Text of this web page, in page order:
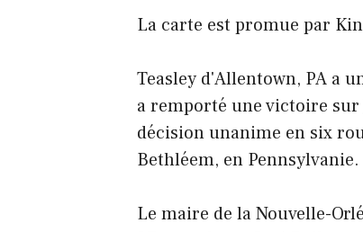
La carte est promue par
Teasley d'Allentown, PA a
a remporté une victoire
décision unanime en six
Bethléem, en Pennsylvanie.
Le maire de la Nouvelle-